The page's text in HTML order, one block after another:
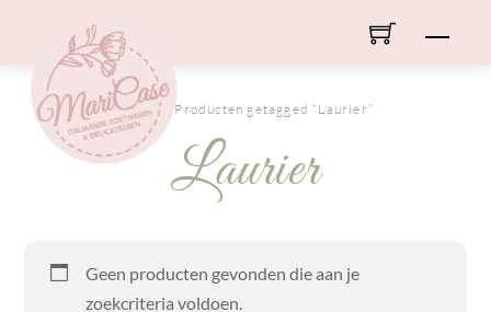
content
HOME / Producten getagged “Laurier”
Laurier
Geen producten gevonden die aan je
zoekcriteria voldoen.